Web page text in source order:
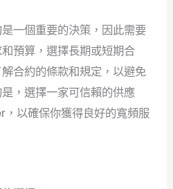
一個重要的決策，因此需要
預算，選擇長期或短期合
合約的條款和規定，以避免
，選擇一家可信賴的供應
以確保你獲得良好的寬頻服